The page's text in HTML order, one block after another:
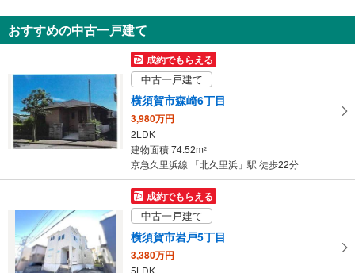
知
を
け
る
・
条
イ
ペ
ー
ジ
おすすめの中古一戸建て
成約でもらえる
中古一戸建て
横須賀市森崎6丁目
3,980万円
2LDK
建物面積 74.52m2
京急久里浜線 「北久里浜」駅 徒歩22分
成約でもらえる
中古一戸建て
横須賀市岩戸5丁目
3,380万円
5LDK